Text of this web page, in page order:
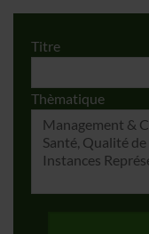
Titre
Thèmatique